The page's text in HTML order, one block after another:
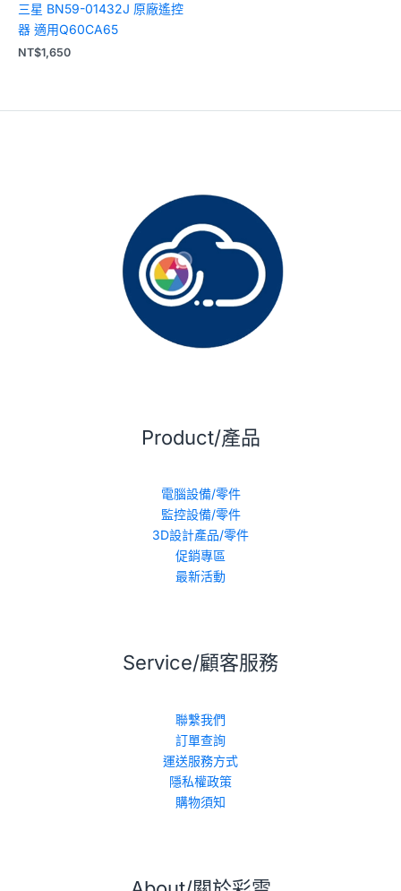
三星 BN59-01432J 原廠遙控
器 適用Q60CA65
NT$1,650
Product/產品
電腦設備/零件
監控設備/零件
3D設計產品/零件
促銷專區
最新活動
Service/顧客服務
聯繫我們
訂單查詢
運送服務方式
隱私權政策
購物須知